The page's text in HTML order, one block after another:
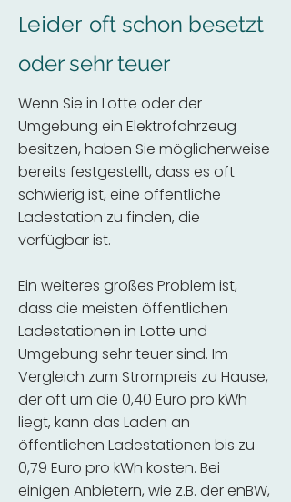
Leider oft schon besetzt
oder sehr teuer
Wenn Sie in Lotte oder der
Umgebung ein Elektrofahrzeug
besitzen, haben Sie möglicherweise
bereits festgestellt, dass es oft
schwierig ist, eine öffentliche
Ladestation zu finden, die
verfügbar ist.
Ein weiteres großes Problem ist,
dass die meisten öffentlichen
Ladestationen in Lotte und
Umgebung sehr teuer sind. Im
Vergleich zum Strompreis zu Hause,
der oft um die 0,40 Euro pro kWh
liegt, kann das Laden an
öffentlichen Ladestationen bis zu
0,79 Euro pro kWh kosten. Bei
einigen Anbietern, wie z.B. der enBW,